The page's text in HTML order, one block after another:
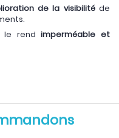
de la visibilitéde
le rendimperméable et